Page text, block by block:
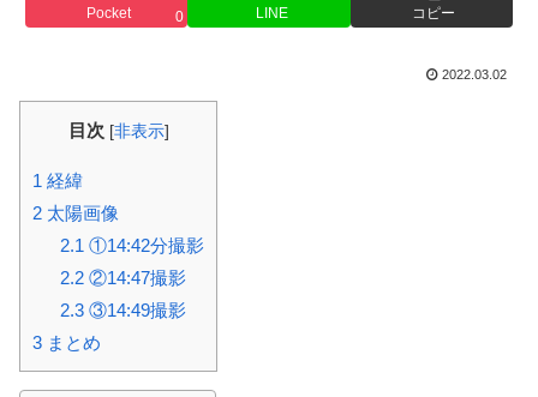
Pocket 0 LINE コピー
2022.03.02
目次 [非表示]
1 経緯
2 太陽画像
2.1 ①14:42分撮影
2.2②14:47撮影
2.3③14:49撮影
3 まとめ